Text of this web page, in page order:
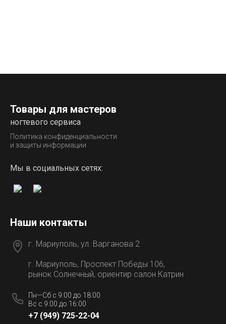
Товары для мастеров
ногтевого сервиса
Политика конфиденциальности
и защиты информации
Мы в социальных сетях:
Наши контакты
г. Мариуполь, ул. Варганова 2
г. Мариуполь, Проспект Победы 106,
рынок Солнечный, ориентир салон Катрин
Пн—Сб с 9:00 до 18:00
Вс с 9:00 до 16:00
+7 (949) 725-22-04